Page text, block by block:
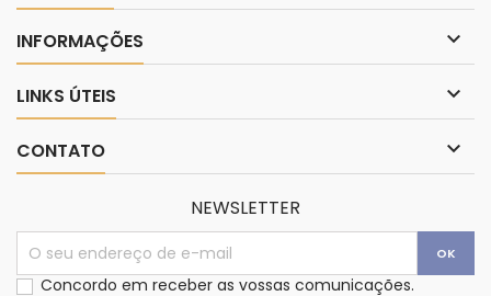
INFORMAÇÕES 
LINKS ÚTEIS 
CONTATO 
NEWSLETTER
Concordo em receber as vossas comunicações.